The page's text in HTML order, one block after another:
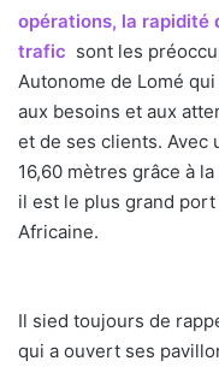
opérations, la rapidité
trafic sont les
Autonome de Lomé
aux besoins et aux
et de ses clients. Avec
16,60 mètres grâce à
il est le plus grand
Africaine.
Il sied toujours de
qui a ouvert ses